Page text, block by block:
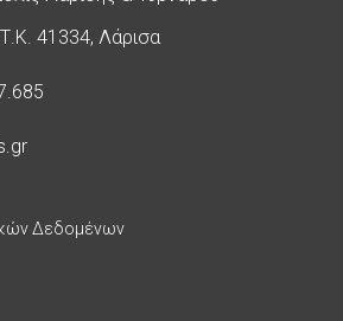
41334, Λάρισα
Δεδομένων